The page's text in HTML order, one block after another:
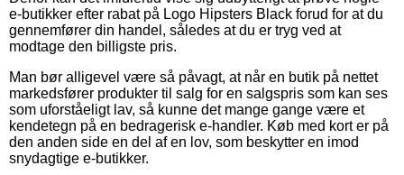
e-butikker efter rabat på Logo Hipsters Black forud for at du
gennemfører din handel, således at du er tryg ved at
modtage den billigste pris.
Man bør alligevel være så påvagt, at når en butik på nettet
markedsfører produkter til salg for en salgspris som kan ses
som uforståeligt lav, så kunne det mange gange være et
kendetegn på en bedragerisk e-handler. Køb med kort er på
den anden side en del af en lov, som beskytter en imod
snydagtige e-butikker.